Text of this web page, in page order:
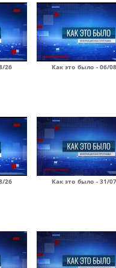
26 Как это было - 06/
26 Как это было - 31/